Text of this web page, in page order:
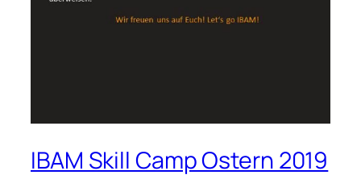
IBAM Skill Camp Ostern 2019